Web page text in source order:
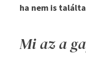
ha nem is
Mi az a